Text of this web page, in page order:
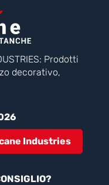
Prodotti
decorativo,
Industries